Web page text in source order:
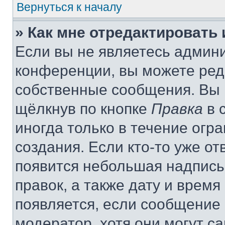
Вернуться к началу
» Как мне
Если вы не являетесь
конференции, вы можете
собственные сообщения. Вы
щёлкнув по кнопке Правка в
иногда только в течение
создания. Если кто-то уже
появится небольшая
правок, а также дату и
появляется, если